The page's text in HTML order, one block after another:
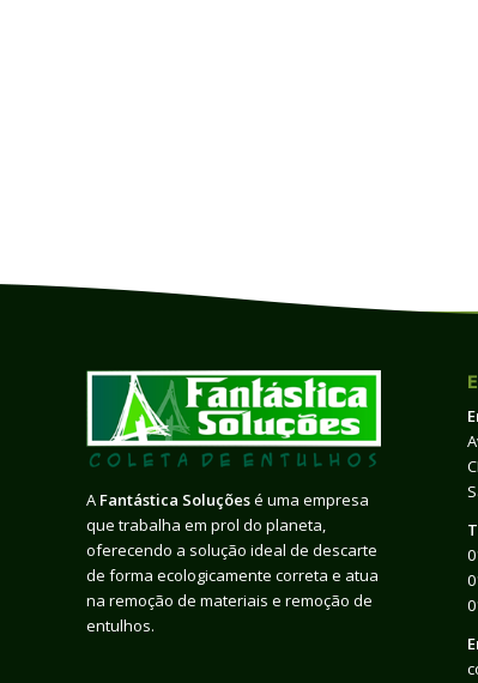
A Fantástica Soluçõesé uma empresa
que trabalha em prol do planeta,
oferecendo a solução ideal de descarte
de forma ecologicamente correta e atua
na remoção de materiais e remoção de
entulhos.